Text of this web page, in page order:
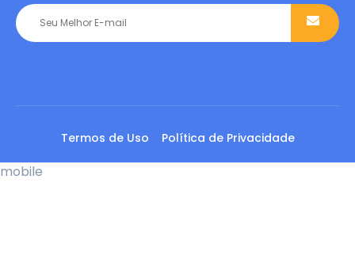
Termos de Uso Política de Privacidade